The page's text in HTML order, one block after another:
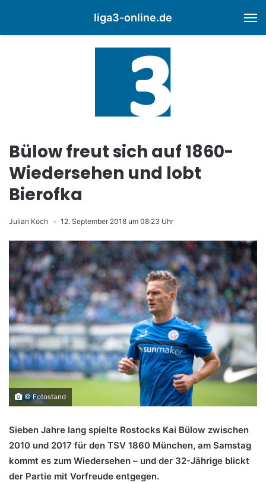
liga3-online.de
Bülow freut sich auf 1860-
Wiedersehen und lobt
Bierofka
Julian Koch 12. September 2018 um 08:23 Uhr
© Fotostand
Sieben Jahre lang spielte Rostocks Kai Bülow zwischen
2010 und 2017 für den TSV 1860 München, am Samstag
kommt es zum Wiedersehen – und der 32-Jährige blickt
der Partie mit Vorfreude entgegen.